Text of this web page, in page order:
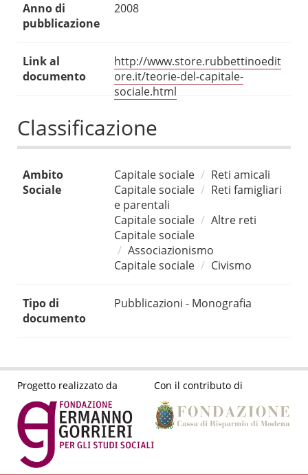
Anno di
pubblicazione
2008
Link al
documento
http://www.store.rubbettinoedit
ore.it/teorie-del-capitale-
sociale.html
Classificazione
Ambito
Sociale
Capitale sociale
Reti amicali
Capitale sociale
Reti famigliari
e parentali
Capitale sociale
Altre reti
Capitale sociale
Associazionismo
Capitale sociale
Civismo
Tipo di
documento
Pubblicazioni - Monografia
Progetto realizzato da Con il contributo di